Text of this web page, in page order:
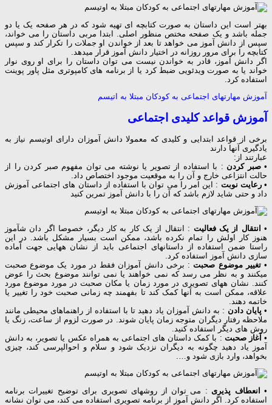
بهتر است این داستان به صورت کتابچه ای تهیه شود که در هر صفحه یک یا دو
جمله باشد و یک صفحه مختص منظور اصلی. ابتدا مربی داستان را می خواند،
سپس از دانش آموز می خواهد تا بعد از خواندن او جملات را تکرار کند و سپس
کتابچه را برای مرور روزانه در اختیار دانش آموز قرار میدهد.
اگر دانش آموز، قادر به خواندن نیست می توان داستان را برای او روی نوار
خواند یا به صورت ویدئویی ضبط کرد یا از برنامه های کامپوتری مثل پاور پوینت
استفاده کرد.
آموزش مهارتهای اجتماعی به کودکان مبتلا به اتیسم
آموزش قواعد کلیدی اجتماعی
برخی از قواعد ابتدایی و کلیدی که معمولا دانش آموزان دارای اوتیسم نیاز به
یادگیری آنها دارند
عبارتند از:
•صبر کردن : با استفاده از تصویر یا نوشته می توان مفهوم صبر کردن را از
حالت انتزاعی خارج و آن را به موقعیت موجود اختصاص داد.
•رعایت نوبت : این امر را می توان با استفاده از داستان های اجتماعی آموزش
داد و حتی شاید لازم باشد که آن را با دانش آموز تمرین کنید
• انتقال از یک فعالیت : انتقال از یک کار به کار دیگر، خصوصا اگر دان شآموز
هنوز کار اولش را تمام نکرده باشد، ممکن است بسیار مشکل باشد. در این
راستا ضمن استفاده از داستانهای اجتماعی باید از نشان ههایی جهت آماده
سازی دانش آموز استفاده کرد.
•تغییر موضوع صحبت: برخی دانش آموزان فقط در مورد یک موضوع صحبت
میکنند و به نظر می رسد که نمی خواهند یا نمی توانند موضوع بحث را عوض
کنند. نشان ههای تصویری در مورد زمان یا مکان صحبت در مورد موضوع مورد
علاقه، ممکن است به آنها کمک کند تا بفهمند چه زمانی صحبت خود را تغییر یا
خاتمه دهند.
•پایان دادن : به دانش آموزان یاد دهید تا با استفاده از راهنماهای محیطی مانند
ملاحظه رفتار دیگران متوجه زمان پایان شوند. در صورت لزوم از ساعت، زنگ یا
روش های دیگر استفاده کنید.
•آغاز صحبت : با کمک داستان های اجتماعی به همراه عکس یا تصویر، به دانش
آموز یاد دهید چگونه به دیگران نزدیک شود و سلام و احوالپرسی کند، چیزی
بخواهد، وارد بازی شود و….
• انعطاف پذیری : می توان از روشهای تصویری برای توضیح تغییرات برنامه
استفاده کرد. اگر دانش آموز از برنامه تصویری استفاده می کند، می توان نشانه